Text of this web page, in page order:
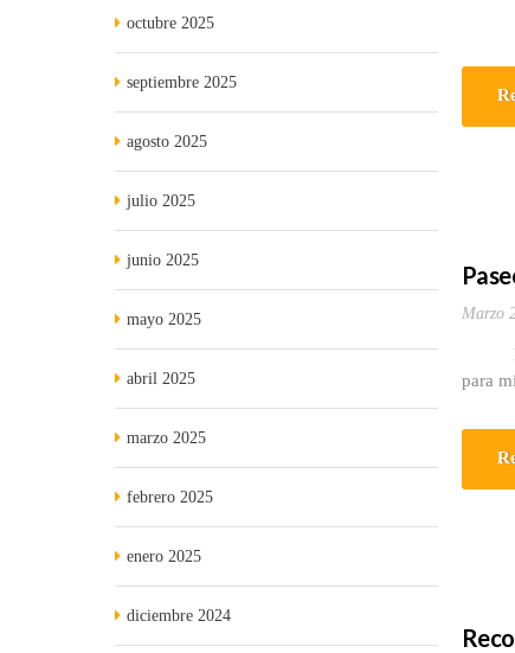
Marzo
Las
para
octubre 2025
septiembre 2025
agosto 2025
julio 2025
junio 2025
mayo 2025
abril 2025
marzo 2025
febrero 2025
enero 2025
diciembre 2024